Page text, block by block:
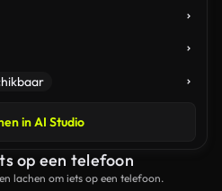
in AI Studio
op een telefoon
lachen om iets op een telefoon.